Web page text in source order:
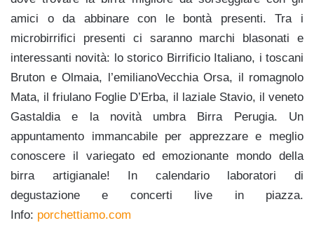
amici o da abbinare con le bontà presenti. Tra i
microbirrifici presenti ci saranno marchi blasonati e
interessanti novità: lo storico Birrificio Italiano, i toscani
Bruton e Olmaia, l’emilianoVecchia Orsa, il romagnolo
Mata, il friulano Foglie D’Erba, il laziale Stavio, il veneto
Gastaldia e la novità umbra Birra Perugia. Un
appuntamento immancabile per apprezzare e meglio
conoscere il variegato ed emozionante mondo della
birra artigianale! In calendario laboratori di
degustazione e concerti live in piazza.
Info: porchettiamo.com